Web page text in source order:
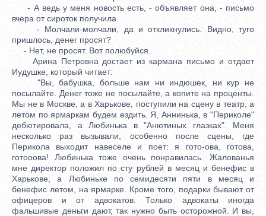
- А ведь у меня новость есть, - объявляет она, - письмо
вчера от сироток получила.
- Молчали-молчали, да и откликнулись. Видно, туго
пришлось, денег просят?
- Нет, не просят. Вот полюбуйся.
Арина Петровна достает из кармана письмо и отдает
Иудушке, который читает:
"Вы, бабушка, больше нам ни индюшек, ни кур не
посылайте. Денег тоже не посылайте, а копите на проценты.
Мы не в Москве, а в Харькове, поступили на сцену в театр, а
летом по ярмаркам будем ездить. Я, Аннинька, в "Периколе"
дебютировала, а Любинька в "Анютиных глазках". Меня
несколько раз вызывали, особенно после сцены, где
Перикола выходит навеселе и поет: я гото-ова, готова,
готооова! Любинька тоже очень понравилась. Жалованья
мне директор положил по сту рублей в месяц и бенефис в
Харькове, а Любиньке по семидесяти пяти в месяц и
бенефис летом, на ярмарке. Кроме того, подарки бывают от
офицеров и от адвокатов. Только адвокаты иногда
фальшивые деньги дают, так нужно быть осторожной. И вы,